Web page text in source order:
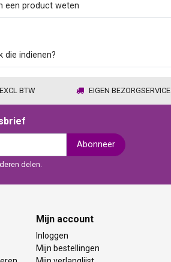
een product weten
die indienen?
BTW EIGEN BEZORGSERVICE
Abonneer
delen.
Mijn account
Inloggen
Mijn bestellingen